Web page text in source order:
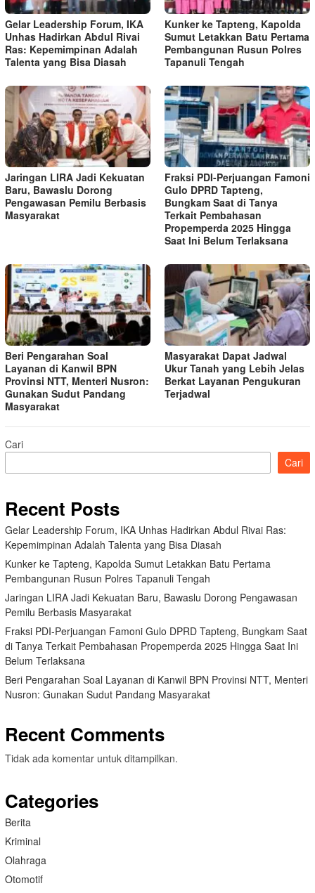
Gelar Leadership Forum, IKA
Unhas Hadirkan Abdul Rivai
Ras: Kepemimpinan Adalah
Talenta yang Bisa Diasah
Kunker ke Tapteng, Kapolda
Sumut Letakkan Batu Pertama
Pembangunan Rusun Polres
Tapanuli Tengah
Jaringan LIRA Jadi Kekuatan
Baru, Bawaslu Dorong
Pengawasan Pemilu Berbasis
Masyarakat
Fraksi PDI-Perjuangan Famoni
Gulo DPRD Tapteng,
Bungkam Saat di Tanya
Terkait Pembahasan
Propemperda 2025 Hingga
Saat Ini Belum Terlaksana
Beri Pengarahan Soal
Layanan di Kanwil BPN
Provinsi NTT, Menteri Nusron:
Gunakan Sudut Pandang
Masyarakat
Masyarakat Dapat Jadwal
Ukur Tanah yang Lebih Jelas
Berkat Layanan Pengukuran
Terjadwal
Cari
Cari
Recent Posts
Gelar Leadership Forum, IKA Unhas Hadirkan Abdul Rivai Ras:
Kepemimpinan Adalah Talenta yang Bisa Diasah
Kunker ke Tapteng, Kapolda Sumut Letakkan Batu Pertama
Pembangunan Rusun Polres Tapanuli Tengah
Jaringan LIRA Jadi Kekuatan Baru, Bawaslu Dorong Pengawasan
Pemilu Berbasis Masyarakat
Fraksi PDI-Perjuangan Famoni Gulo DPRD Tapteng, Bungkam Saat
di Tanya Terkait Pembahasan Propemperda 2025 Hingga Saat Ini
Belum Terlaksana
Beri Pengarahan Soal Layanan di Kanwil BPN Provinsi NTT, Menteri
Nusron: Gunakan Sudut Pandang Masyarakat
Recent Comments
Tidak ada komentar untuk ditampilkan.
Categories
Berita
Kriminal
Olahraga
Otomotif